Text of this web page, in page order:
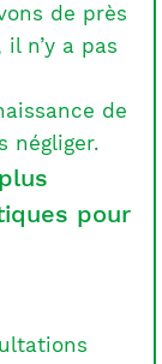
de près
n’y a pas
de
négliger.
pour